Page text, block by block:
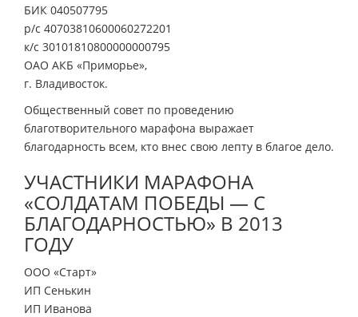
БИК 040507795
р/с 40703810600060272201
к/с 30101810800000000795
ОАО АКБ «Приморье»,
г. Владивосток.
Общественный совет по проведению
благотворительного марафона выражает
благодарность всем, кто внес свою лепту в благое дело.
УЧАСТНИКИ МАРАФОНА
«СОЛДАТАМ ПОБЕДЫ — С
БЛАГОДАРНОСТЬЮ» В 2013
ГОДУ
ООО «Старт»
ИП Сенькин
ИП Иванова